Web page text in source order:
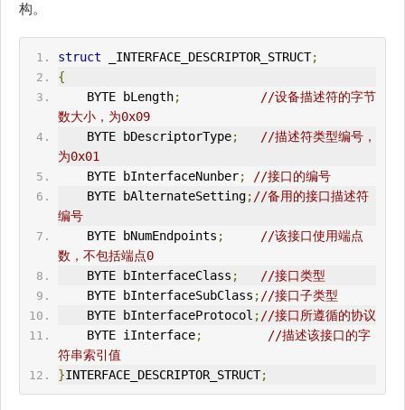
构。
struct INTERFACE_DESCRIPTOR_STRUCT;
{
    BYTE bLength
; //设备描述符的字节
数大小，为0x09
    BYTE bDescriptorType
;
//描述符类型编号，
为0x01
    BYTE bInterfaceNunber
;
//接口的编号
    BYTE bAlternateSetting
; //备用的接口描述符
编号
    BYTE bNumEndpoints
;
//该接口使用端点
数，不包括端点0
    BYTE bInterfaceClass
;
//接口类型
    BYTE bInterfaceSubClass
; //接口子类型
    BYTE bInterfaceProtocol
;
    BYTE iInterface
;
//描述该接口的字
符串索引值
}INTERFACE_DESCRIPTOR_STRUCT;